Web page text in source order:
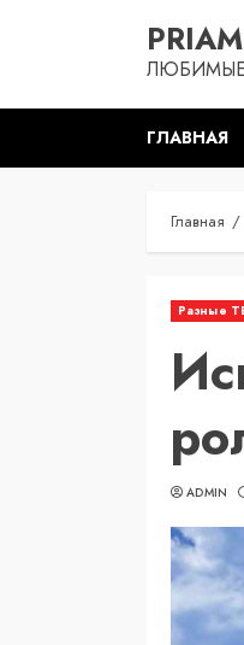
ГЛАВНАЯ
Главная
Разные
ADMIN